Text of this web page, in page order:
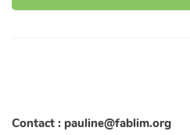
Contact : pauline@fablim.org